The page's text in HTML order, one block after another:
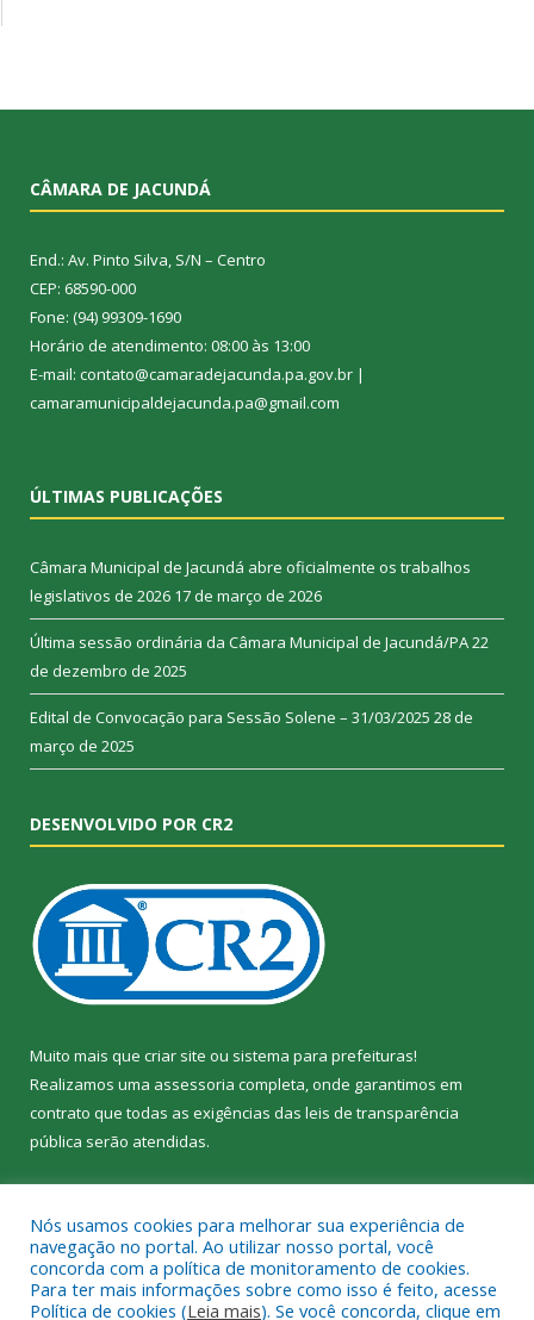
CÂMARA DE JACUNDÁ
End.: Av. Pinto Silva, S/N – Centro
CEP: 68590-000
Fone: (94) 99309-1690
Horário de atendimento: 08:00 às 13:00
E-mail: contato@camaradejacunda.pa.gov.br |
camaramunicipaldejacunda.pa@gmail.com
ÚLTIMAS PUBLICAÇÕES
Câmara Municipal de Jacundá abre oficialmente os trabalhos
legislativos de 2026 17 de março de 2026
Última sessão ordinária da Câmara Municipal de Jacundá/PA22
de dezembro de 2025
Edital de Convocação para Sessão Solene – 31/03/2025 28 de
março de 2025
DESENVOLVIDO POR CR2
Muito mais que criar site ou sistema para prefeituras!
Realizamos uma assessoria completa, onde garantimos em
contrato que todas as exigências das leis de transparência
pública serão atendidas.
Nós usamos cookies para melhorar sua experiência de
navegação no portal. Ao utilizar nosso portal, você
concorda com a política de monitoramento de cookies.
Para ter mais informações sobre como isso é feito, acesse
Política de cookies (Leia mais). Se você concorda, clique em